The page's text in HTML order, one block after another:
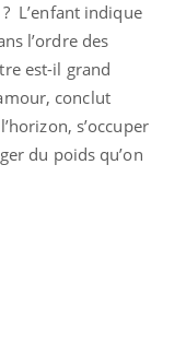
L’enfant indique
l’ordre des
est-il grand
conclut
s’occuper
du poids qu’on